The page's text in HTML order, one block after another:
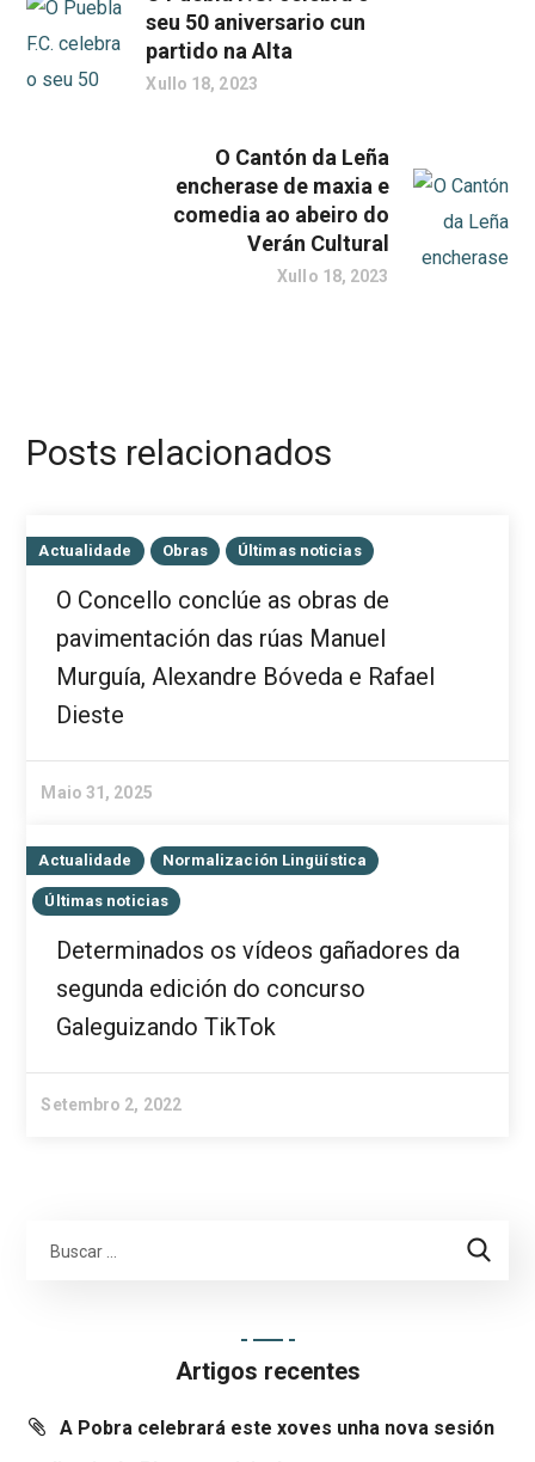
seu 50 aniversario cun
partido na Alta
Xullo 18, 2023
O Cantón da Leña
encherase de maxia e
comedia ao abeiro do
Verán Cultural
Xullo 18, 2023
Posts relacionados
Actualidade Obras Últimas noticias
O Concello conclúe as obras de
pavimentación das rúas Manuel
Murguía, Alexandre Bóveda e Rafael
Dieste
Maio 31, 2025
Actualidade Normalización Lingüística
Últimas noticias
Determinados os vídeos gañadores da
segunda edición do concurso
Galeguizando TikTok
Setembro 2, 2022
Artigos recentes
A Pobra celebrará este xoves unha nova sesión